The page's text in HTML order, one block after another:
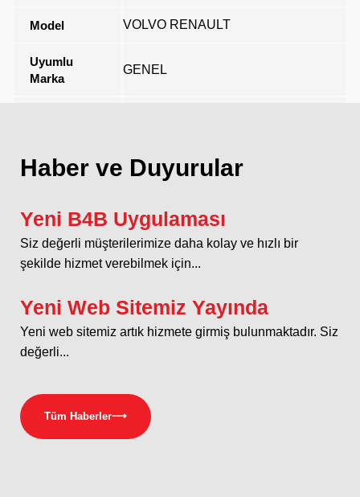
Model VOLVO RENAULT
Uyumlu
Marka
GENEL
Haber ve Duyurular
Yeni B4B Uygulaması
Siz değerli müşterilerimize daha kolay ve hızlı bir
şekilde hizmet verebilmek için...
Yeni Web Sitemiz Yayında
Yeni web sitemiz artık hizmete girmiş bulunmaktadır. Siz
değerli...
Tüm Haberler⟶